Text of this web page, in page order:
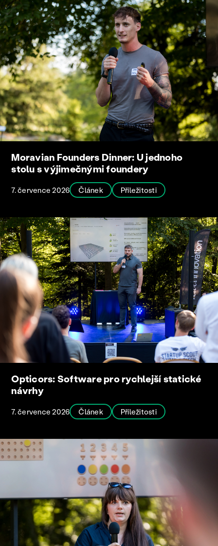
Moravian Founders Dinner: U jednoho
stolu s výjimečnými foundery
7. července 2026 Článek Příležitosti
Opticors: Software pro rychlejší statické
návrhy
7. července 2026 Článek Příležitosti